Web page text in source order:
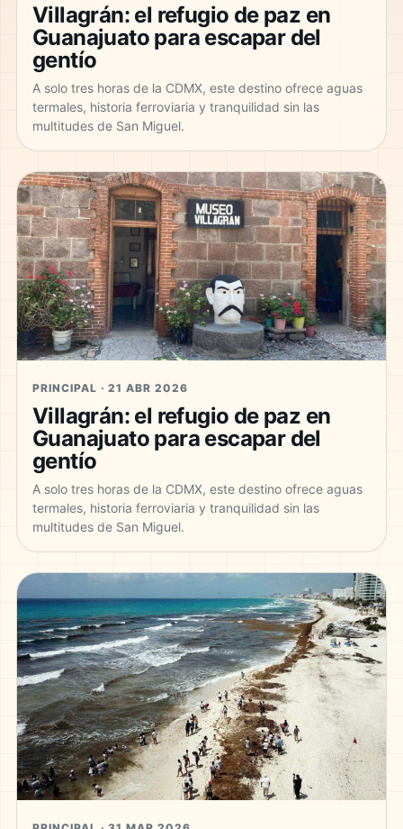
Villagrán: el refugio de paz en
Guanajuato para escapar del
gentío
A solo tres horas de la CDMX, este destino ofrece aguas
termales, historia ferroviaria y tranquilidad sin las
multitudes de San Miguel.
PRINCIPAL · 21 ABR 2026
Villagrán: el refugio de paz en
Guanajuato para escapar del
gentío
A solo tres horas de la CDMX, este destino ofrece aguas
termales, historia ferroviaria y tranquilidad sin las
multitudes de San Miguel.